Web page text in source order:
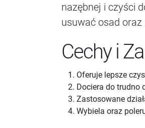
nazębnej i czyści
usuwać osad oraz
Cechy i
Oferuje lepsze
Dociera do trudno
Zastosowane
Wybiela oraz